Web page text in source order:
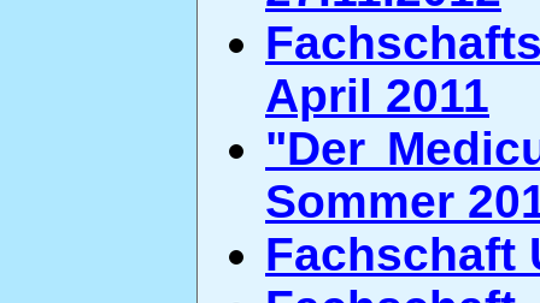
April 2011
"Der
Sommer
Fachschaft